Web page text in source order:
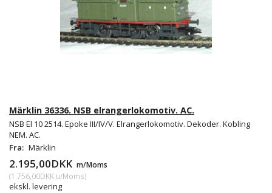
Märklin 36336. NSB elrangerlokomotiv. AC.
NSB El 10 2514. Epoke III/IV/V. Elrangerlokomotiv. Dekoder. Kobling
NEM. AC.
Fra: Märklin
2.195,00DKK m/Moms
(1.756,00DKK u/Moms)
ekskl. levering